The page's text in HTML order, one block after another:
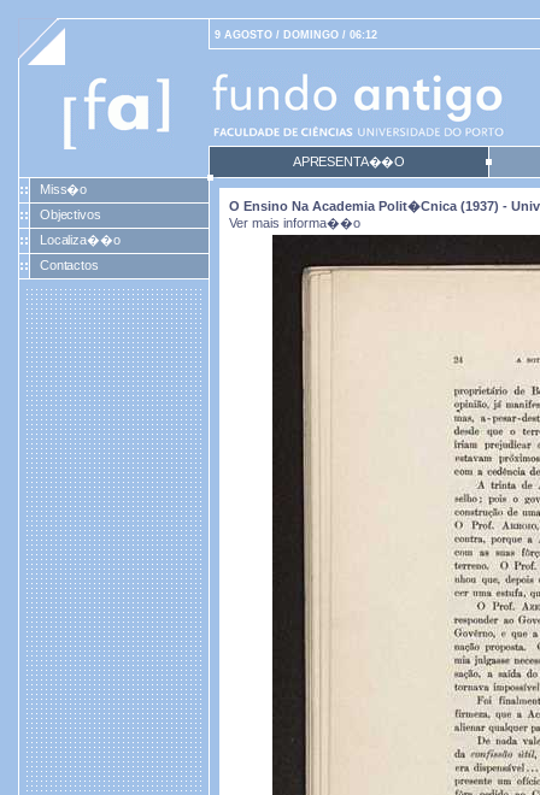
9 AGOSTO / DOMINGO / 06:12
APRESENTA��O
Miss�o
Objectivos
Localiza��o
Contactos
O Ensino Na Academia Polit�cnica (1937) -
Ver mais informa��o